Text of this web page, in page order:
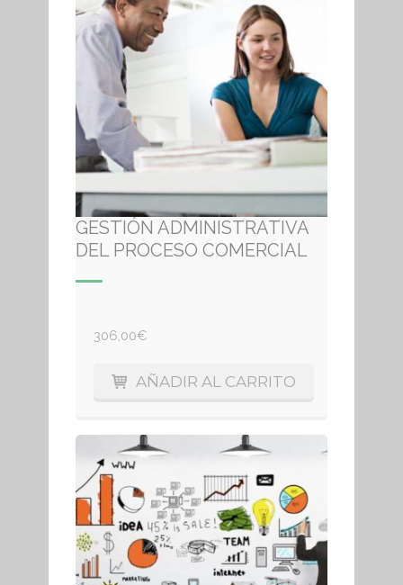
GESTIÓN ADMINISTRATIVA
DEL PROCESO COMERCIAL
306,00€
AÑADIR AL CARRITO